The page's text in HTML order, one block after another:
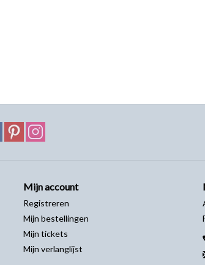
Mijn account
Registreren
Mijn bestellingen
Mijn tickets
Mijn verlanglijst